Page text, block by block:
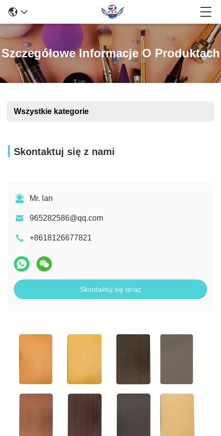
Szczegółowe Informacje O Produktach
Wszystkie kategorie
Skontaktuj się z nami
Mr. lan
965282586@qq.com
+8618126677821
Skontaktuj się teraz